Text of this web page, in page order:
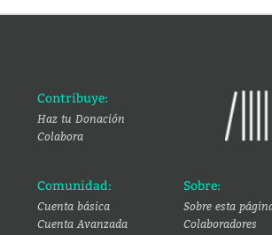
Contribuye:
Haz tu Donación
Colabora
Comunidad:
Cuenta básica
Cuenta Avanzada
Sobre:
Sobre esta
Colaboradores